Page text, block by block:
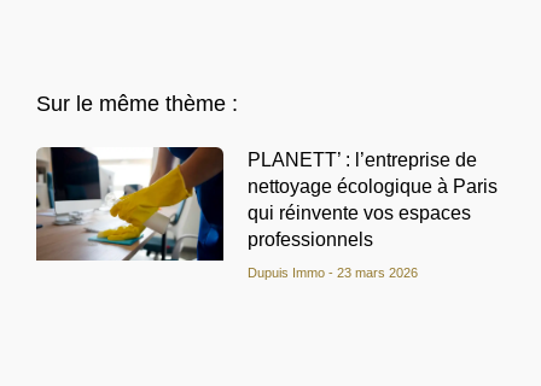
Sur le même thème :
PLANETT’ : l’entreprise de
nettoyage écologique à Paris
qui réinvente vos espaces
professionnels
Dupuis Immo 23 mars 2026